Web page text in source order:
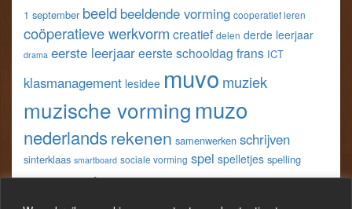
Facebook
TwitterPinterest
LinkedIn
1 september beeld beeldende vorming cooperatief leren
coöperatieve werkvorm creatief delen derde leerjaar
drama eerste leerjaareerste schooldag frans ICT
klasmanagement lesidee muvo muziek
muzische vorming muzo
nederlandsrekenen samenwerken schrijven
sinterklaas smartboard sociale vorming spel spelletjes spelling
taal techniek